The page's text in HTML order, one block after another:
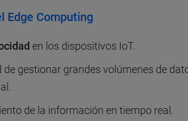
Edge Computing
en los dispositivos IoT.
de gestionar grandes volúmenes de
de la información en tiempo real.